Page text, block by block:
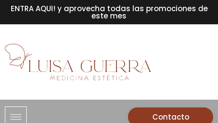
ENTRA AQUI! y aprovecha todas las promociones de
este mes
Contacto